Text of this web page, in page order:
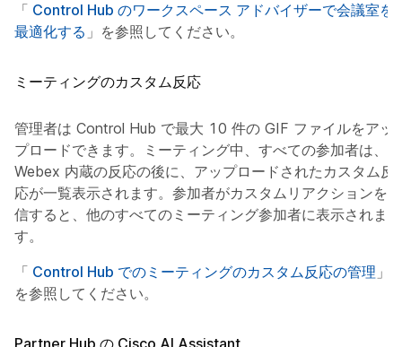
「 Control Hub のワークスペース アドバイザーで会議室を
最適化する 」を参照してください。
ミーティングのカスタム反応
管理者は Control Hub で最大 10 件の GIF ファイルをアッ
プロードできます。ミーティング中、すべての参加者は、
Webex 内蔵の反応の後に、アップロードされたカスタム反
応が一覧表示されます。参加者がカスタムリアクションを送
信すると、他のすべてのミーティング参加者に表示されま
す。
「 Control Hub でのミーティングのカスタム反応の管理 」
を参照してください。
Partner Hub の Cisco AI Assistant